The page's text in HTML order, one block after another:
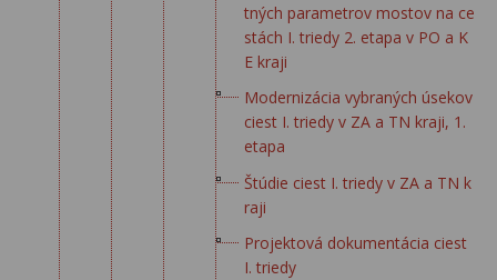
tných parametrov mostov na ce
stách I. triedy 2. etapa v PO a K
E kraji
Modernizácia vybraných úsekov
ciest I. triedy v ZA a TN kraji, 1.
etapa
Štúdie ciest I. triedy v ZA a TN k
raji
Projektová dokumentácia ciest
I. triedy